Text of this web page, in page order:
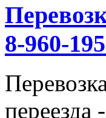
8-960-
переезда